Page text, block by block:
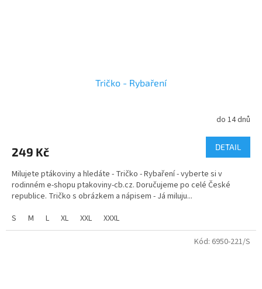
Tričko - Rybaření
do 14 dnů
249 Kč DETAIL
Milujete ptákoviny a hledáte - Tričko - Rybaření - vyberte si v
rodinném e-shopu ptakoviny-cb.cz. Doručujeme po celé České
republice. Tričko s obrázkem a nápisem - Já miluju...
S
M L XL XXL XXXL
Kód: 6950-221/S